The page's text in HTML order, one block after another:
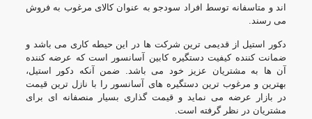
اند و متاسفانه توسط افراد سودجو به عنوان کالای مرغوب به فروش
می رسند.
دکور استیل از قدیمی ترین شرکت ها در این حیطه کاری می باشد و
ضمانت کننده کیفیت دستگیره کابین آسانسور است که عرضه کننده
آن ها به مشتریان عزیز خود می باشد. ضمن آنکه دکور استیل،
بهترین و مرغوب ترین دستگیره های آسانسور را با نازل ترین قیمت
در بازار عرضه می نماید و قیمت گذاری بسیار منصفانه ای برای
مشتریان در نظر گرفته است.